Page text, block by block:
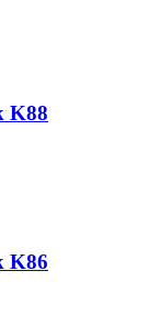
K88
K86